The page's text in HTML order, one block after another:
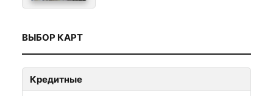
ВЫБОР КАРТ
Кредитные